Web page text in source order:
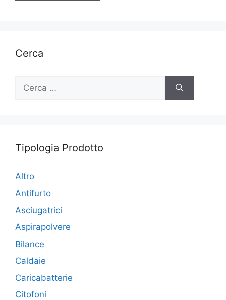
Cerca
per:
Tipologia Prodotto
Altro
Antifurto
Asciugatrici
Aspirapolvere
Bilance
Caldaie
Caricabatterie
Citofoni